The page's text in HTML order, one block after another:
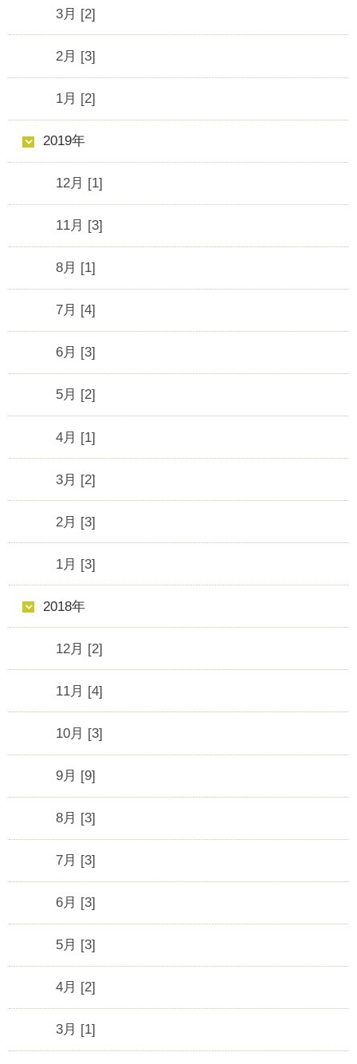
3月 [2]
2月 [3]
1月 [2]
2019年
12月 [1]
11月 [3]
8月 [1]
7月 [4]
6月 [3]
5月 [2]
4月 [1]
3月 [2]
2月 [3]
1月 [3]
2018年
12月 [2]
11月 [4]
10月 [3]
9月 [9]
8月 [3]
7月 [3]
6月 [3]
5月 [3]
4月 [2]
3月 [1]